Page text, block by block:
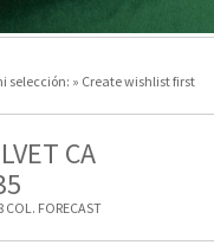
selección: » Create wishlist first
CA
COL. FORECAST